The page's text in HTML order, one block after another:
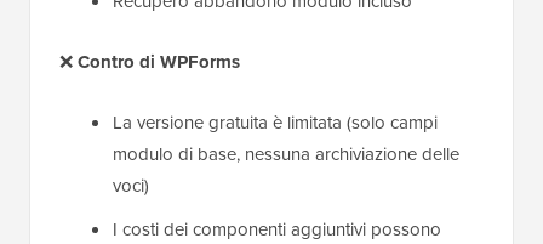
❌Contro di WPForms
La versione gratuita è limitata (solo campi
modulo di base, nessuna archiviazione delle
voci)
I costi dei componenti aggiuntivi possono